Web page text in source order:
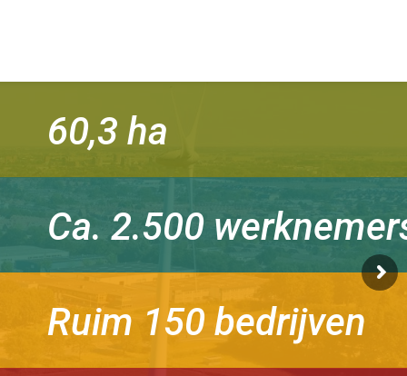
60,3 ha
Ca. 2.500
Ruim 150 bedrijven